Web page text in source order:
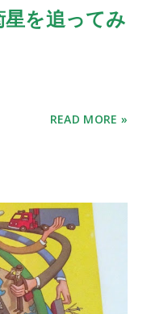
を追ってみ
READ MORE »